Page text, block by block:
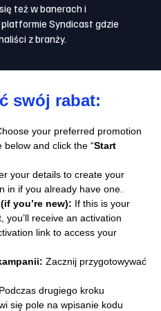
też w banerach i
Syndicast gdzie
z branży.
swój rabat:
your preferred promotion
and click the “Start
your details to create your
in if you already have one.
you’re new): If this is your
you’ll receive an activation
link to access your
Zacznij przygotowywać
Podczas drugiego kroku
się pole na wpisanie kodu